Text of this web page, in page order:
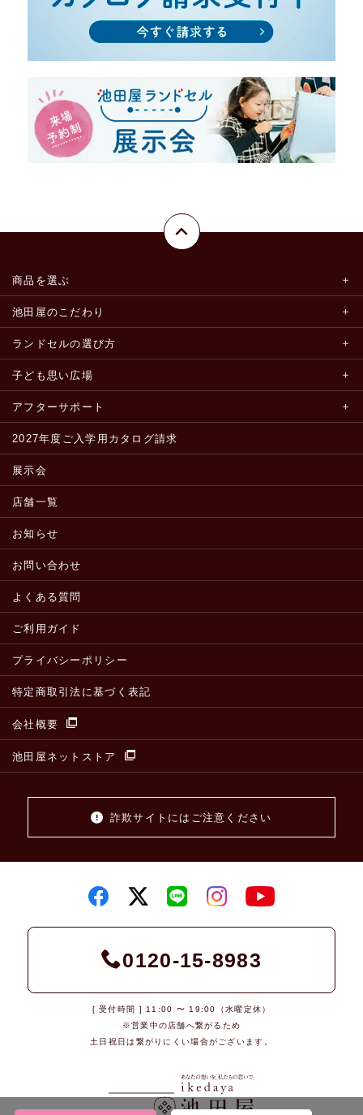
商品を選ぶ
池田屋のこだわり
ランドセルの選び方
子ども思い広場
アフターサポート
2027年度ご入学用カタログ請求
展示会
店舗一覧
お知らせ
お問い合わせ
よくある質問
ご利用ガイド
プライバシーポリシー
特定商取引法に基づく表記
会社概要
池田屋ネットストア
詐欺サイトにはご注意ください
0120-15-8983
[ 受付時間 ] 11:00 〜 19:00（水曜定休）
※営業中の店舗へ繋がるため
土日祝日は繋がりにくい場合がございます。